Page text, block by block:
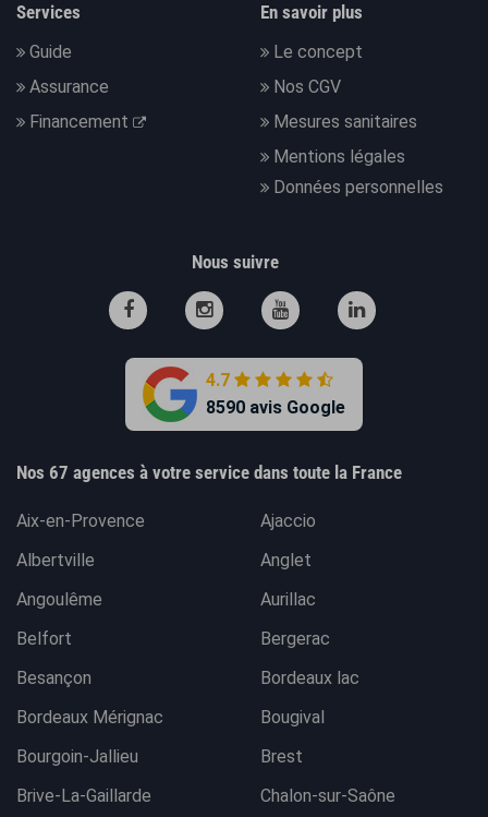
Services
Guide
Assurance
Financement
En savoir plus
Le concept
Nos CGV
Mesures sanitaires
Mentions légales
Données personnelles
Nous suivre
4.7
8590 avis Google
Nos 67 agences à votre service dans toute la France
Aix-en-Provence
Ajaccio
Albertville
Anglet
Angoulême
Aurillac
Belfort
Bergerac
Besançon
Bordeaux lac
Bordeaux Mérignac
Bougival
Bourgoin-Jallieu
Brest
Brive-La-Gaillarde
Chalon-sur-Saône